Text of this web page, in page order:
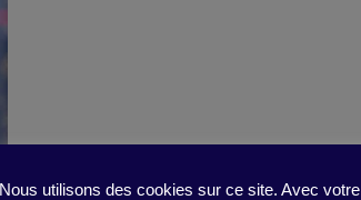
Nous utilisons des cookies sur ce site. Avec votre